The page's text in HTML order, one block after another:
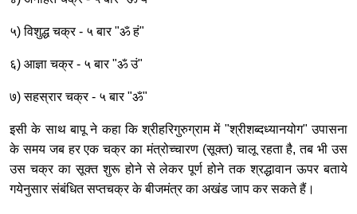
५) विशुद्ध चक्र - ५ बार "ॐ हं"
६) आज्ञा चक्र - ५ बार "ॐ उं"
७) सहस्रार चक्र - ५ बार "ॐ"
इसी के साथ बापू ने कहा कि श्रीहरिगुरुग्राम में "श्रीशब्दध्यानयोग" उपासना
के समय जब हर एक चक्र का मंत्रोच्चारण (सूक्त) चालू रहता है, तब भी उस
उस चक्र का सूक्त शुरू होने से लेकर पूर्ण होने तक श्रद्धावान ऊपर बताये
गयेनुसार संबंधित सप्तचक्र के बीजमंत्र का अखंड जाप कर सकते हैं।